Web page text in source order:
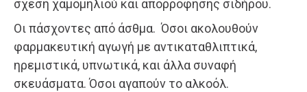
σχέση χαμομηλιού και απορρόφησης σιδήρου.
Οι πάσχοντες από άσθμα. Όσοι ακολουθούν
φαρμακευτική αγωγή με αντικαταθλιπτικά,
ηρεμιστικά, υπνωτικά, και άλλα συναφή
σκευάσματα. Όσοι αγαπούν το αλκοόλ.